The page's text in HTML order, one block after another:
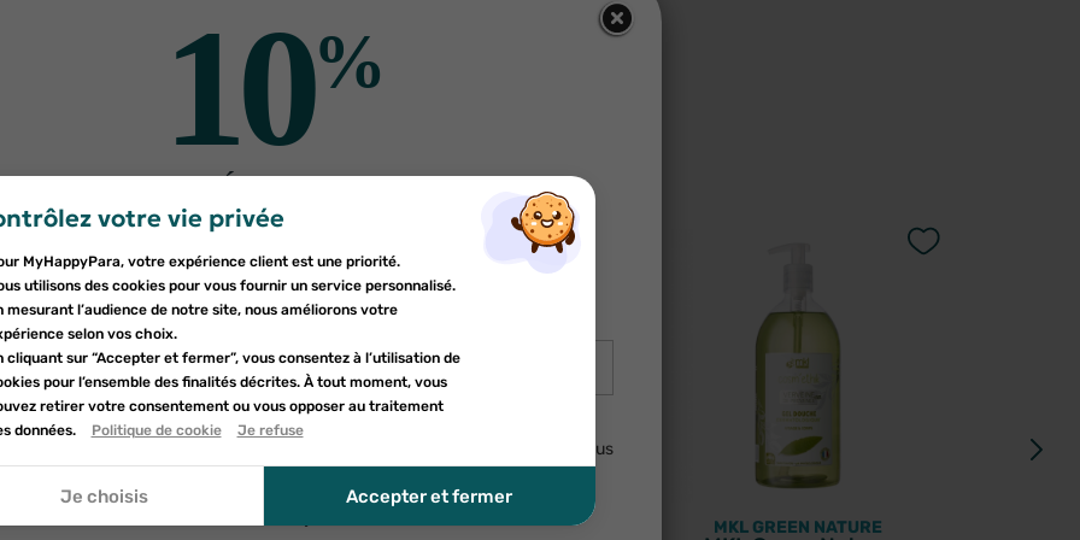
produits pour vous
ROGÉ CAVAILLÈS MKL GREEN NATURE MKL GREEN NATURE
à ma liste d'envies
Créer une nouvelle liste
une liste d'envies ×
de la liste d'envies
×
devez être connecté pour ajouter des produits à votre liste d'envies.
votre vie privée
MyHappyPara, votre expérience client est une priorité.
utilisons des cookies pour vous fournir un service personnalisé.
mesurant l’audience de notre site, nous améliorons votre
selon vos choix.
cliquant sur “Accepter et fermer”, vous consentez à l’utilisation de
pour l’ensemble des finalités décrites. À tout moment, vous
retirer votre consentement ou vous opposer au traitement
données.
Politique de cookie Je refuse
Je choisis Accepter et fermer
10%
DE RÉDUCTION
sur votre première commande
Inscrivez-vous à notre newsletter et profitez
d'une réduction sur votre première commande*
ce formulaire, j'accepte que les informations saisies soient utilisées
le cadre de ma demande et de la relation commerciale qui peut en découler. Vous
à la politique de confidentialité.